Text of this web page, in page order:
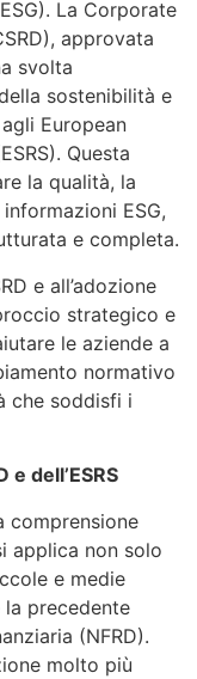
La Corporate
approvata
svolta
sostenibilità e
European
Questa
la qualità, la
ESG,
e completa.
e all’adozione
strategico e
le aziende a
normativo
che soddisfi i
dell’ESRS
comprensione
applica non solo
e medie
precedente
(NFRD).
molto più